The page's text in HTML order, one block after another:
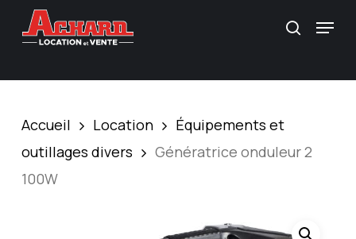
Menu
Accueil Location
Équipements et
outillages divers
Génératrice onduleur 2
100W